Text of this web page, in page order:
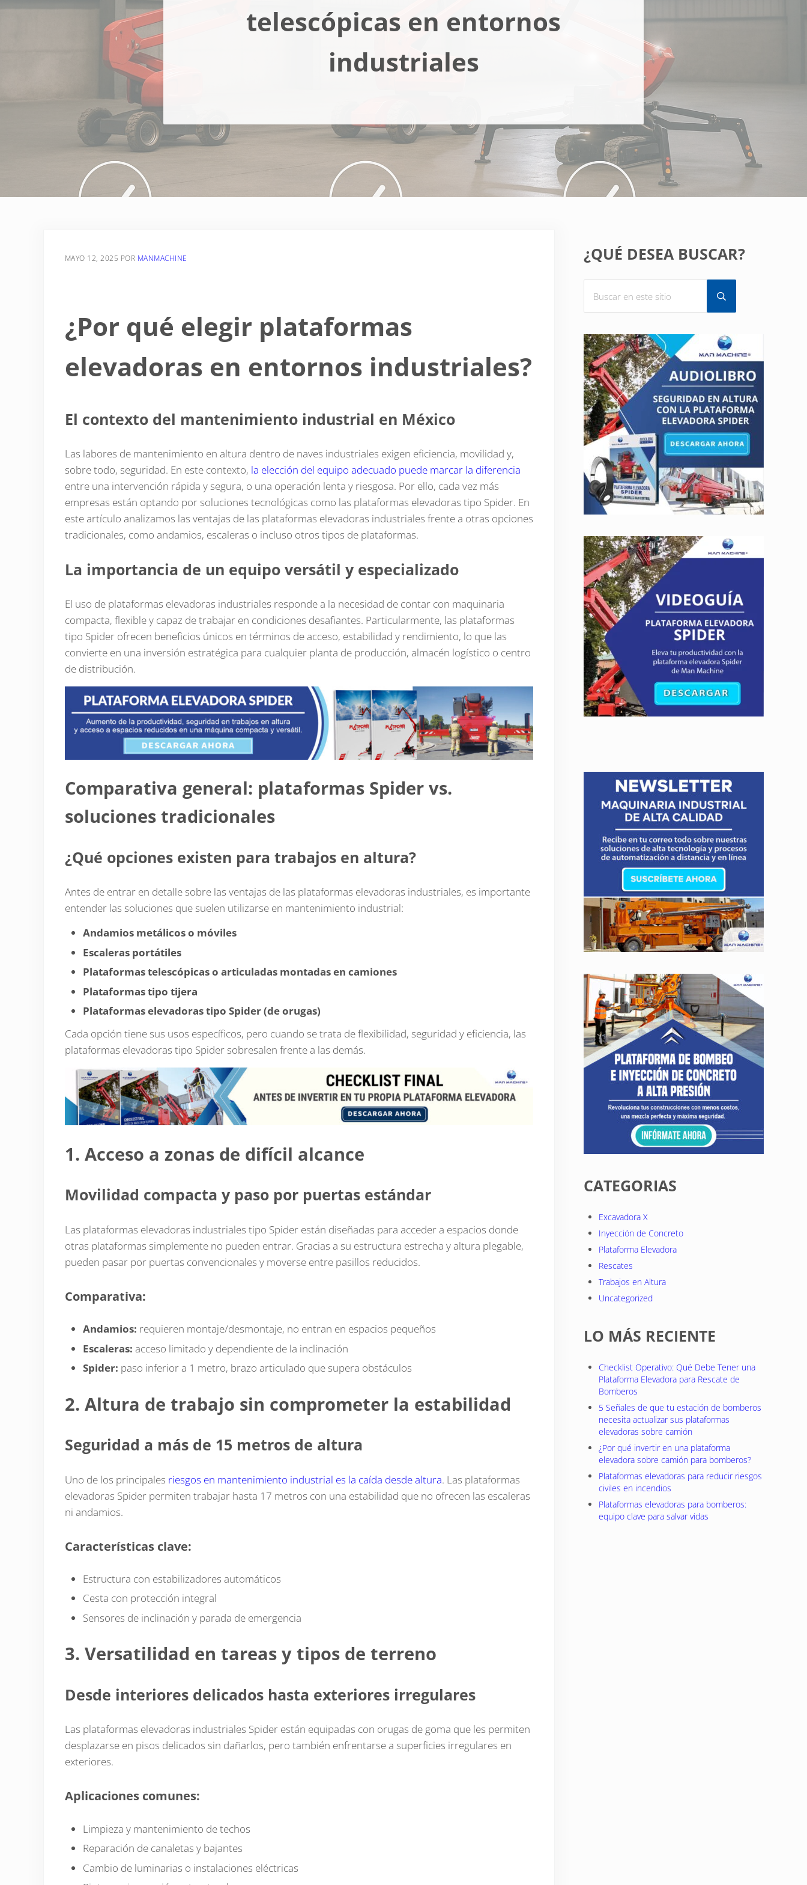
telescópicas en entornos
industriales
MAYO 12, 2025 POR MANMACHINE
¿Por qué elegir plataformas
elevadoras en entornos industriales?
El contexto del mantenimiento industrial en México
Las labores de mantenimiento en altura dentro de naves industriales exigen eficiencia, movilidad y,
sobre todo, seguridad. En este contexto, la elección del equipo adecuado puede marcar la diferencia
entre una intervención rápida y segura, o una operación lenta y riesgosa. Por ello, cada vez más
empresas están optando por soluciones tecnológicas como las plataformas elevadoras tipo Spider. En
este artículo analizamos las ventajas de las plataformas elevadoras industriales frente a otras opciones
tradicionales, como andamios, escaleras o incluso otros tipos de plataformas.
La importancia de un equipo versátil y especializado
El uso de plataformas elevadoras industriales responde a la necesidad de contar con maquinaria
compacta, flexible y capaz de trabajar en condiciones desafiantes. Particularmente, las plataformas
tipo Spider ofrecen beneficios únicos en términos de acceso, estabilidad y rendimiento, lo que las
convierte en una inversión estratégica para cualquier planta de producción, almacén logístico o centro
de distribución.
Comparativa general: plataformas Spider vs.
soluciones tradicionales
¿Qué opciones existen para trabajos en altura?
Antes de entrar en detalle sobre las ventajas de las plataformas elevadoras industriales, es importante
entender las soluciones que suelen utilizarse en mantenimiento industrial:
Andamios metálicos o móviles
Escaleras portátiles
Plataformas telescópicas o articuladas montadas en camiones
Plataformas tipo tijera
Plataformas elevadoras tipo Spider (de orugas)
Cada opción tiene sus usos específicos, pero cuando se trata de flexibilidad, seguridad y eficiencia, las
plataformas elevadoras tipo Spider sobresalen frente a las demás.
1. Acceso a zonas de difícil alcance
Movilidad compacta y paso por puertas estándar
Las plataformas elevadoras industriales tipo Spider están diseñadas para acceder a espacios donde
otras plataformas simplemente no pueden entrar. Gracias a su estructura estrecha y altura plegable,
pueden pasar por puertas convencionales y moverse entre pasillos reducidos.
Comparativa:
Andamios: requieren montaje/desmontaje, no entran en espacios pequeños
Escaleras: acceso limitado y dependiente de la inclinación
Spider: paso inferior a 1 metro, brazo articulado que supera obstáculos
2. Altura de trabajo sin comprometer la estabilidad
Seguridad a más de 15 metros de altura
Uno de los principales riesgos en mantenimiento industrial es la caída desde altura. Las plataformas
elevadoras Spider permiten trabajar hasta 17 metros con una estabilidad que no ofrecen las escaleras
ni andamios.
Características clave:
Estructura con estabilizadores automáticos
Cesta con protección integral
Sensores de inclinación y parada de emergencia
3. Versatilidad en tareas y tipos de terreno
Desde interiores delicados hasta exteriores irregulares
Las plataformas elevadoras industriales Spider están equipadas con orugas de goma que les permiten
desplazarse en pisos delicados sin dañarlos, pero también enfrentarse a superficies irregulares en
exteriores.
Aplicaciones comunes:
Limpieza y mantenimiento de techos
Reparación de canaletas y bajantes
Cambio de luminarias o instalaciones eléctricas
Sidebar
¿QUÉ DESEA BUSCAR?
Submit search
CATEGORIAS
Excavadora X
Inyección de Concreto
Plataforma Elevadora
Rescates
Trabajos en Altura
Uncategorized
LO MÁS RECIENTE
Checklist Operativo: Qué Debe Tener una
Plataforma Elevadora para Rescate de
Bomberos
5 Señales de que tu estación de bomberos
necesita actualizar sus plataformas
elevadoras sobre camión
¿Por qué invertir en una plataforma
elevadora sobre camión para bomberos?
Plataformas elevadoras para reducir riesgos
civiles en incendios
Plataformas elevadoras para bomberos:
equipo clave para salvar vidas